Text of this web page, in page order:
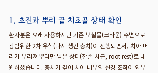
1. 초진과 뿌리 끝 치조골 상태 확인
환자분은 오래 사용하시던 기존 보철물(크라운) 주변으로
광범위한 2차 우식(다시 생긴 충치)이 진행되면서, 치아 머
리가 부러져 뿌리만 남은 상태(잔존 치근, root rest)로 내
원하셨습니다. 충치가 깊어 치아 내부의 신경 조직이 외부